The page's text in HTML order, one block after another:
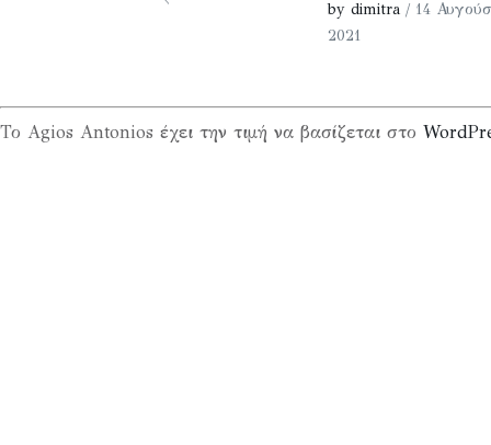
by dimitra / 14
2021
Το Agios Antonios έχει την τιμή να βασίζεται στο